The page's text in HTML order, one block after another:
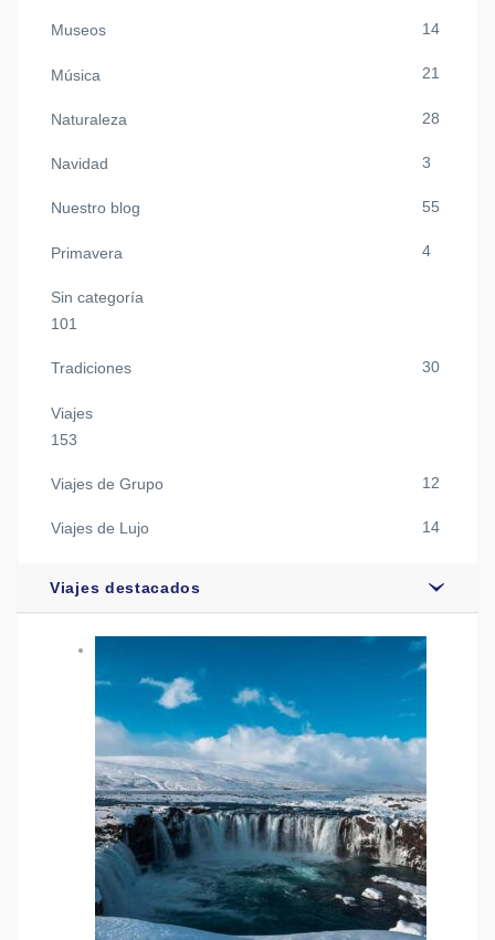
Museos 14
Música 21
Naturaleza 28
Navidad 3
Nuestro blog 55
Primavera 4
Sin categoría
101
Tradiciones 30
Viajes
153
Viajes de Grupo 12
Viajes de Lujo 14
Viajes destacados